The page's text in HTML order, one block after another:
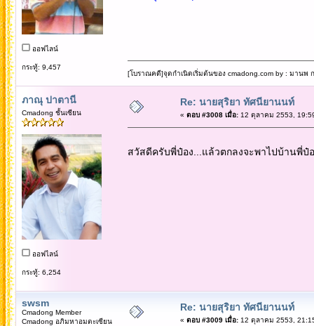
ออฟไลน์
กระทู้: 9,457
[โบราณคดี]จุดกำเนิดเริ่มต้นของ cmadong.com by : มานพ
ภาณุ ปาตานี
Cmadong ชั้นเซียน
ออฟไลน์
กระทู้: 6,254
Re: นายสุริยา ทัศนียานนท์
« ตอบ #3008 เมื่อ:12 ตุลาคม 2553,
สวัสดีครับพี่ป๋อง...แล้วตกลงจะพาไปบ้านพี่ป๋
swsm
Cmadong Member
Cmadong อภิมหาอมตะเซียน
Re: นายสุริยา ทัศนียานนท์
« ตอบ #3009 เมื่อ:12 ตุลาคม 2553,